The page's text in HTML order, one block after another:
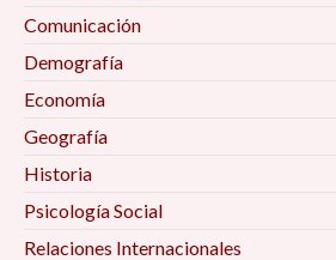
Comunicación
Demografía
Economía
Geografía
Historia
Psicología Social
Relaciones Internacionales